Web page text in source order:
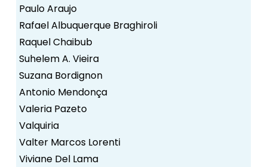
Paulo Araujo
Rafael Albuquerque Braghiroli
Raquel Chaibub
Suhelem A. Vieira
Suzana Bordignon
Antonio Mendonça
Valeria Pazeto
Valquiria
Valter Marcos Lorenti
Viviane Del Lama